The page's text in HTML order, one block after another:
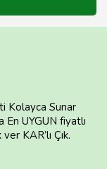
Kolayca Sunar
UYGUN fiyatlı
KAR’lı Çık.